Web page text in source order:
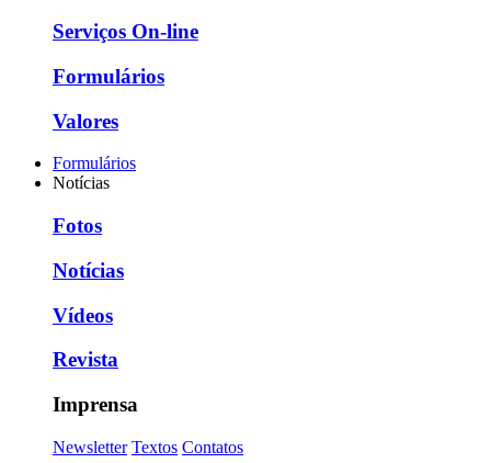
Serviços On-line
Formulários
Valores
Formulários
Notícias
Fotos
Notícias
Vídeos
Revista
Imprensa
Newsletter Textos Contatos